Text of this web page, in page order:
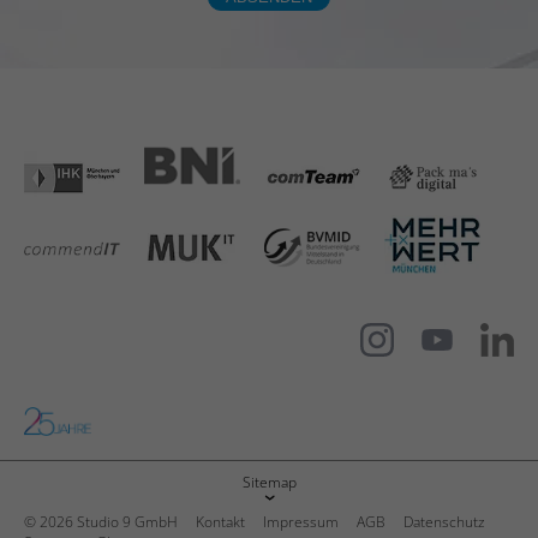
Sitemap
© 2026 Studio 9 GmbH
Kontakt Impressum AGB
Datenschutz
Leadinfo
Zweck n.n.
snowplowOutQueue_#_post2
Registriert statistische Daten über das
Verhalten der Besucher auf der Website.
Anbieter Hubspot
Zweck
Erfasst statistische Daten zu Website-
Anzahl der Besuche, durchschnittliche
Verweildauer auf der Website und welche
geografische Lage, damit Medien- und
Marketing-Agenturen ihre Zielgruppen
strukturieren und verstehen können, um